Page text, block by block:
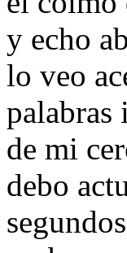
y echo
lo veo
palabras
de mi
debo